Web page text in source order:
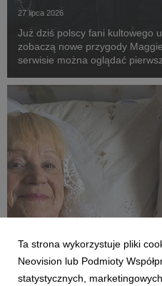
27 lipca 2026
Już dziś polscy fani kultowego
zobaczą nowe przygody
serwisie można oglądać
FILMY I SERIALE
Szalona podróż, ślub i
Ta strona wykorzystuje pliki
Neovision lub Podmioty
statystycznych,